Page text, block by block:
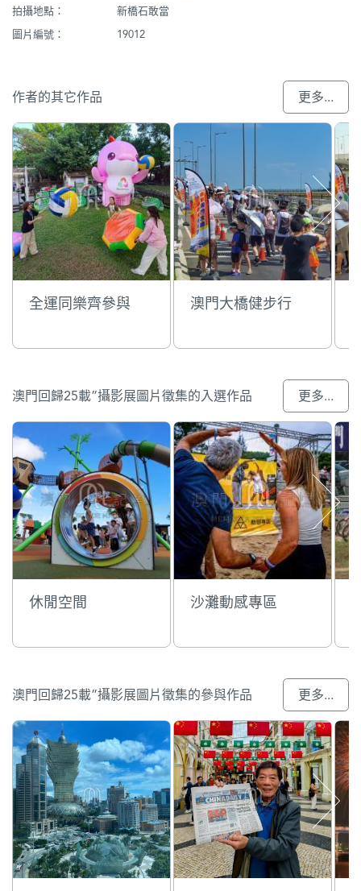
拍攝地點：
新橋石敢當
圖片編號：
19012
作者的其它作品 更多...
全運同樂齊參與 澳門大橋健步行
澳門回歸25載”攝影展圖片徵集的入選作品 更多...
休閒空間 沙灘動感專區
澳門回歸25載”攝影展圖片徵集的參與作品 更多...